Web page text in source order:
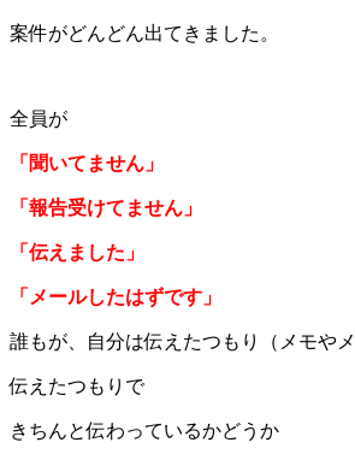
案件がどんどん出てきました。
全員が
「聞いてません」
「報告受けてません」
「伝えました」
「メールしたはずです」
誰もが、自分は伝えたつもり（メモやメ
伝えたつもりで
きちんと伝わっているかどうか